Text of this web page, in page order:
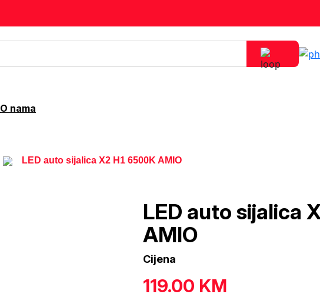
O nama
LED auto sijalica X2 H1 6500K AMIO
LED auto sijalica
AMIO
Cijena
119.00 KM